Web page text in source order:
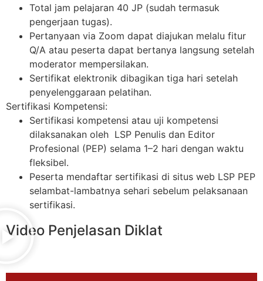
Total jam pelajaran 40 JP (sudah termasuk
pengerjaan tugas).
Pertanyaan via Zoom dapat diajukan melalu fitur
Q/A atau peserta dapat bertanya langsung setelah
moderator mempersilakan.
Sertifikat elektronik dibagikan tiga hari setelah
penyelenggaraan pelatihan.
Sertifikasi Kompetensi:
Sertifikasi kompetensi atau uji kompetensi
dilaksanakan oleh LSP Penulis dan Editor
Profesional (PEP) selama 1–2 hari dengan waktu
fleksibel.
Peserta mendaftar sertifikasi di situs web LSP PEP
selambat-lambatnya sehari sebelum pelaksanaan
sertifikasi.
Video Penjelasan Diklat